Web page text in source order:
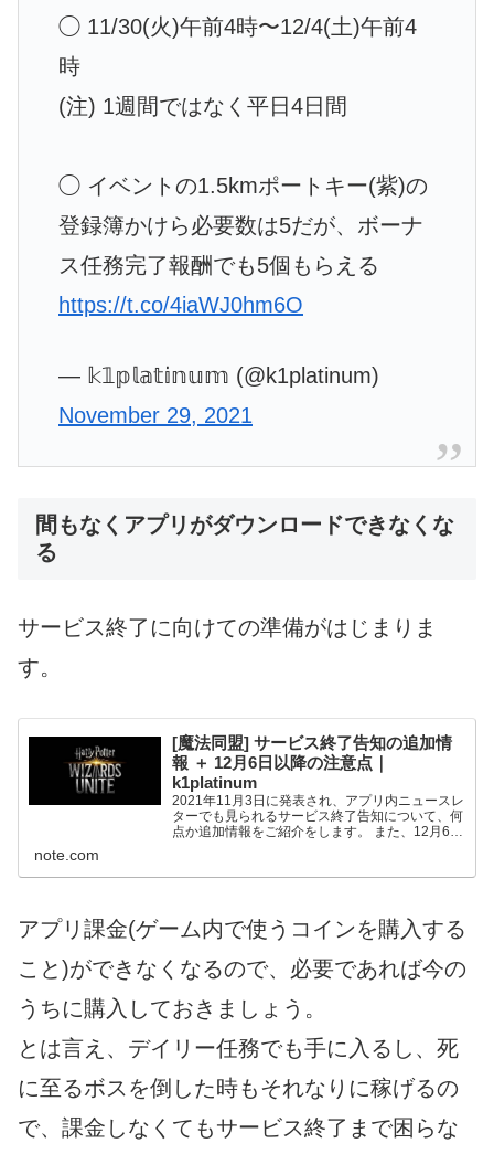
◯ 11/30(火)午前4時〜12/4(土)午前4
時
(注) 1週間ではなく平日4日間
◯ イベントの1.5kmポートキー(紫)の
登録簿かけら必要数は5だが、ボーナ
ス任務完了報酬でも5個もらえる
https://t.co/4iaWJ0hm6O
— 𝕜𝟙𝕡𝕝𝕒𝕥𝕚𝕟𝕦𝕞 (@k1platinum)
November 29, 2021
間もなくアプリがダウンロードできなくな
る
サービス終了に向けての準備がはじまりま
す。
[魔法同盟] サービス終了告知の追加情
報 ＋ 12月6日以降の注意点｜
k1platinum
2021年11月3日に発表され、アプリ内ニュースレ
ターでも見られるサービス終了告知について、何
点か追加情報をご紹介をします。 また、12月6日
知は下記リン...
note.com
アプリ課金(ゲーム内で使うコインを購入する
こと)ができなくなるので、必要であれば今の
うちに購入しておきましょう。
とは言え、デイリー任務でも手に入るし、死
に至るボスを倒した時もそれなりに稼げるの
で、課金しなくてもサービス終了まで困らな